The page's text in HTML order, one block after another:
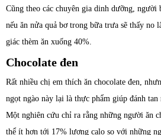
Cũng theo các chuyên gia dinh dưỡng,
nếu ăn nửa quả bơ trong bữa trưa sẽ thấy no
giác thèm ăn xuống 40%.
Chocolate đen
Rất nhiều chị em thích ăn chocolate đen,
ngọt ngào này lại là thực phẩm giúp đánh tan
Một nghiên cứu chỉ ra rằng những người ăn
thể ít hơn tới 17% lượng calo so với những